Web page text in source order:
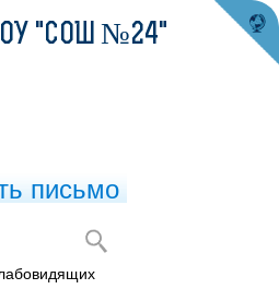
населения
военных
"СОШ №24"
письмо